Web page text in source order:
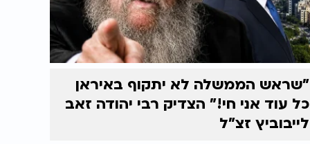
"שראש הממשלה לא יתקוף באיראן
כל עוד אני חי!" הצדיק רבי יהודה זאב
לייבוביץ זצ"ל